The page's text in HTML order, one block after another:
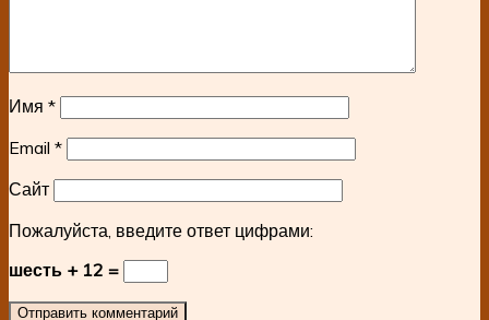
Имя *
Email *
Сайт
Пожалуйста, введите ответ цифрами:
шесть + 12 =